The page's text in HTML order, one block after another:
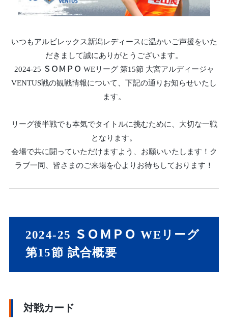
いつもアルビレックス新潟レディースに温かいご声援をいた
だきまして誠にありがとうございます。
2024-25 ＳＯＭＰＯ WEリーグ 第15節 大宮アルディージャ
VENTUS戦の観戦情報について、下記の通りお知らせいたし
ます。
リーグ後半戦でも本気でタイトルに挑むために、大切な一戦
となります。
会場で共に闘っていただけますよう、お願いいたします！ク
ラブ一同、皆さまのご来場を心よりお待ちしております！
2024-25 ＳＯＭＰＯ WEリーグ
第15節 試合概要
対戦カード